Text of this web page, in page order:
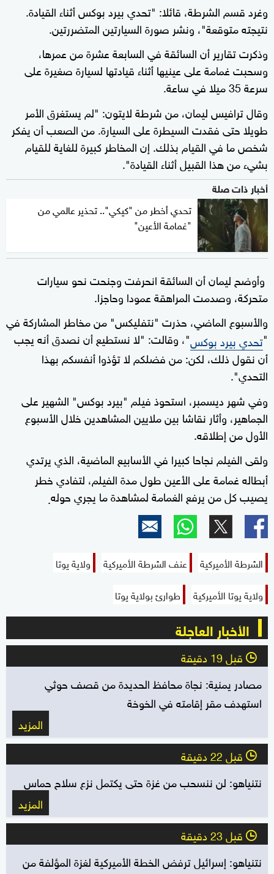
وغرد قسم الشرطة، قائلا: "تحدي بيرد بوكس أثناء القيادة.
نتيجته متوقعة"، ونشر صورة السيارتين المتضررتين.
وذكرت تقارير أن السائقة في السابعة عشرة من عمرها،
وسحبت غمامة على عينيها أثناء قيادتها لسيارة صغيرة على
سرعة 35 ميلا في ساعة.
وقال ترافيس ليمان، من شرطة لايتون: "لم يستغرق الأمر
طويلا حتى فقدت السيطرة على السيارة. من الصعب أن يفكر
شخص ما في القيام بذلك. إن المخاطر كبيرة للغاية للقيام
بشيء من هذا القبيل أثناء القيادة".
أخبار ذات صلة
تحدي أخطر من "كيكي".. تحذير عالمي من
"غمامة الأعين"
وأوضح ليمان أن السائقة انحرفت وجنحت نحو سيارات
متحركة، وصدمت المراهقة عمودا وحاجزا.
والأسبوع الماضي، حذرت "نتفليكس" من مخاطر المشاركة في
"تحدي بيرد بوكس"، وقالت: "لا نستطيع أن نصدق أنه يجب
أن نقول ذلك، لكن: من فضلكم لا تؤذوا أنفسكم بهذا
التحدي".
وفي شهر ديسمبر، استحوذ فيلم "بيرد بوكس" الشهير على
الجماهير، وأثار نقاشا بين ملايين المشاهدين خلال الأسبوع
الأول من إطلاقه.
ولقى الفيلم نجاحا كبيرا في الأسابيع الماضية، الذي يرتدي
أبطاله غمامة على الأعين طول مدة الفيلم، لتفادي خطر
يصيب كل من يرفع الغمامة لمشاهدة ما يجري حوله.
الشرطة الأميركية عنف الشرطة الأميركية
ولاية يوتا
ولاية يوتا الأميركية
طوارئ بولاية يوتا
الأخبار العاجلة
l قبل 19 دقيقة
مصادر يمنية: نجاة محافظ الحديدة من قصف حوثي
استهدف مقر إقامته في الخوخة
المزيد
l قبل 22 دقيقة
نتنياهو: لن ننسحب من غزة حتى يكتمل نزع سلاح حماس
المزيد
l قبل 23 دقيقة
نتنياهو: إسرائيل ترفض الخطة الأميركية لغزة المؤلفة من